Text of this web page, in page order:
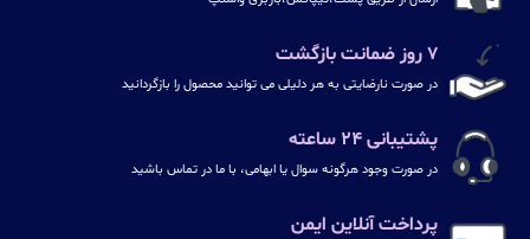
۷ روز ضمانت بازگشت
در صورت نارضایتی به هر دلیلی می توانید محصول را بازگردانید
پشتیبانی ۲۴ ساعته
در صورت وجود هرگونه سوال یا ابهامی، با ما در تماس باشید
پرداخت آنلاین ایمن